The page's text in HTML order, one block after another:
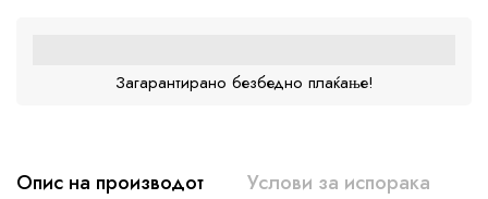
Загарантирано безбедно плаќање!
Опис на производот Услови за испорака